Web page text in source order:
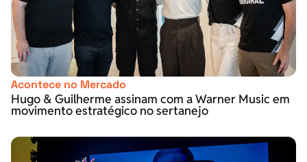
Acontece no Mercado
Hugo & Guilherme assinam com a Warner Music em
movimento estratégico no sertanejo